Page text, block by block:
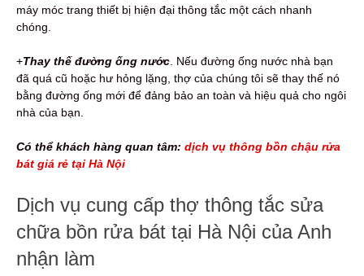
máy móc trang thiết bị hiện đại thông tắc một cách nhanh
chóng.
+Thay thế đường ống nước . Nếu đường ống nước nhà bạn
đã quá cũ hoặc hư hỏng lặng, thợ của chúng tôi sẽ thay thế nó
bằng đường ống mới để đảng bảo an toàn và hiệu quả cho ngôi
nhà của bạn.
Có thể khách hàng quan tâm: dịch vụ thông bồn chậu rửa
bát giá rẻ tại Hà Nội
Dịch vụ cung cấp thợ thông tắc sửa
chữa bồn rửa bát tại Hà Nội của Anh
nhận làm